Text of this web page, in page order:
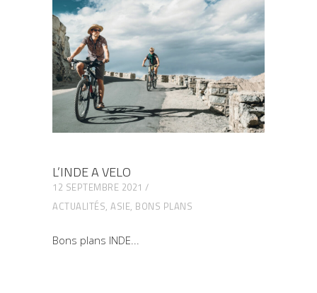
L’INDE A VELO
12 SEPTEMBRE 2021
ACTUALITÉS, ASIE, BONS PLANS
Bons plans INDE